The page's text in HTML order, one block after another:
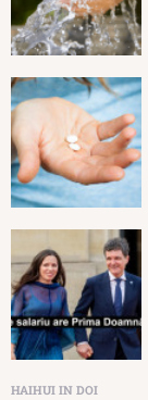
HAIHUI IN DOI